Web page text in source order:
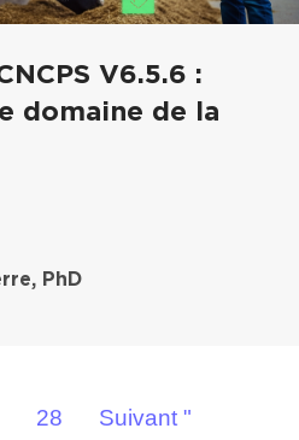
V6.5.6 :
domaine de la
PhD
28 Suivant "